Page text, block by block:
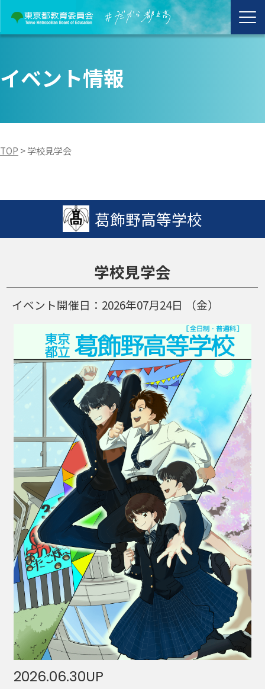
イベント情報
TOP >学校見学会
葛飾野高等学校
学校見学会
イベント開催日： 2026年07月24日 （金）
2026.06.30UP